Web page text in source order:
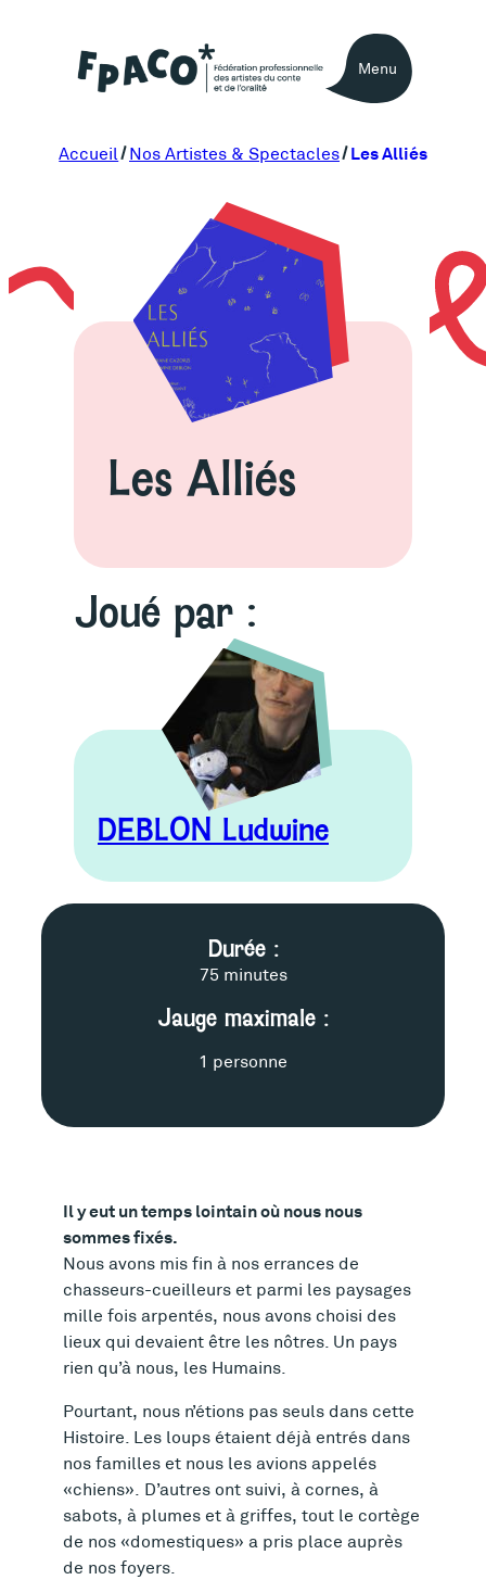
Menu
Accueil Nos Artistes & Spectacles Les Alliés
Les Alliés
Joué par :
DEBLON Ludwine
e
e
c
h
n
i
q
u
e
Durée :
75 minutes
Jauge maximale :
1 personne
Il y eut un temps lointain où nous nous
sommes fixés.
Nous avons mis fin à nos errances de
chasseurs-cueilleurs et parmi les paysages
mille fois arpentés, nous avons choisi des
lieux qui devaient être les nôtres. Un pays
rien qu’à nous, les Humains.
Pourtant, nous n’étions pas seuls dans cette
Histoire. Les loups étaient déjà entrés dans
nos familles et nous les avions appelés
«chiens». D’autres ont suivi, à cornes, à
sabots, à plumes et à griffes, tout le cortège
de nos «domestiques» a pris place auprès
de nos foyers.